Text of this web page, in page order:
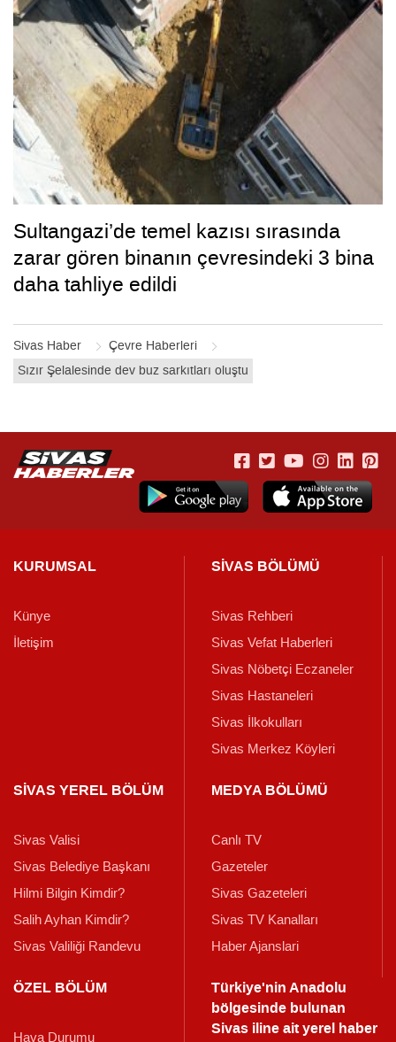
Sivas Haber
Çevre Haberleri
Sızır Şelalesinde dev buz sarkıtları oluştu
Sultangazi’de temel kazısı sırasında
zarar gören binanın çevresindeki 3 bina
daha tahliye edildi
KURUMSAL
Künye
İletişim
SİVAS BÖLÜMÜ
Sivas Rehberi
Sivas Vefat Haberleri
Sivas Nöbetçi Eczaneler
Sivas Hastaneleri
Sivas İlkokulları
Sivas Merkez Köyleri
SİVAS YEREL BÖLÜM
Sivas Valisi
Sivas Belediye Başkanı
Hilmi Bilgin Kimdir?
Salih Ayhan Kimdir?
Sivas Valiliği Randevu
MEDYA BÖLÜMÜ
Canlı TV
Gazeteler
Sivas Gazeteleri
Sivas TV Kanalları
Haber Ajanslari
ÖZEL BÖLÜM
Hava Durumu
Türkiye'nin Anadolu
bölgesinde bulunan
Sivas iline ait yerel haber